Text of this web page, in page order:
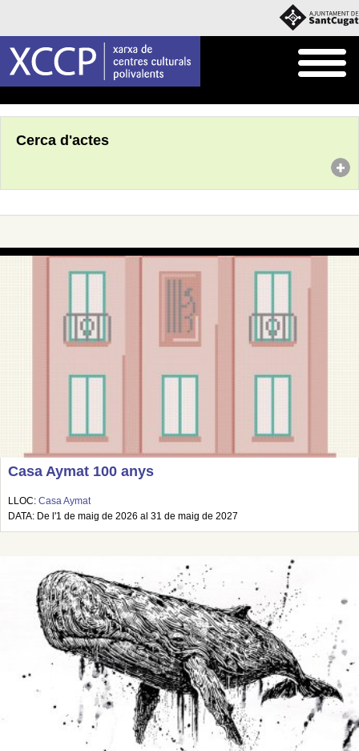
Cerca d'actes
Casa Aymat 100 anys
LLOC: Casa Aymat
DATA: De l'1 de maig de 2026 al 31 de maig de 2027